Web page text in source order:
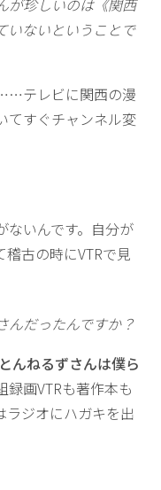
いないということで
テレビに関西の漫
てすぐチャンネル変
ないんです。自分が
古の時にVTRで見
だったんですか？
とんねるずさんは僕ら
録画VTRも著作本も
ラジオにハガキを出